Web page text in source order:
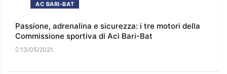
AC BARI-BAT
Passione, adrenalina e sicurezza: i tre motori della
Commissione sportiva di Aci Bari-Bat
13/05/2021